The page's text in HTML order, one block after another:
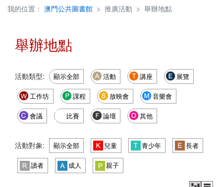
我的位置： 澳門公共圖書館 > 推廣活動 > 舉辦地點
舉辦地點
活動類型: 顯示全部 活動 講座 展覽
工作坊 課程 放映會 音樂會
會議 比賽 論壇 其他
活動對象: 顯示全部 兒童 青少年 長者
讀者 成人 親子